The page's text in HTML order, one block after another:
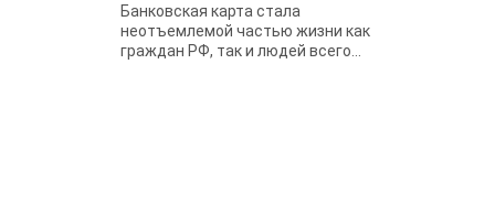
Банковская карта стала
неотъемлемой частью жизни как
граждан РФ, так и людей всего...